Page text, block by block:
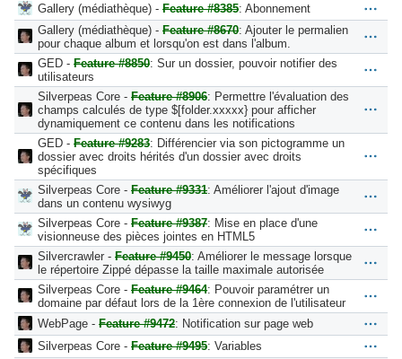
Gallery (médiathèque) - Feature #8385: Abonnement
Gallery (médiathèque) - Feature #8670: Ajouter le permalien
pour chaque album et lorsqu'on est dans l'album.
GED - Feature #8850: Sur un dossier, pouvoir notifier des
utilisateurs
Silverpeas Core - Feature #8906: Permettre l'évaluation des
champs calculés de type $[folder.xxxxx} pour afficher
dynamiquement ce contenu dans les notifications
GED - Feature #9283: Différencier via son pictogramme un
dossier avec droits hérités d'un dossier avec droits
spécifiques
Silverpeas Core - Feature #9331: Améliorer l'ajout d'image
dans un contenu wysiwyg
Silverpeas Core - Feature #9387: Mise en place d'une
visionneuse des pièces jointes en HTML5
Silvercrawler - Feature #9450: Améliorer le message lorsque
le répertoire Zippé dépasse la taille maximale autorisée
Silverpeas Core - Feature #9464: Pouvoir paramétrer un
domaine par défaut lors de la 1ère connexion de l'utilisateur
WebPage - Feature #9472: Notification sur page web
Silverpeas Core - Feature #9495: Variables